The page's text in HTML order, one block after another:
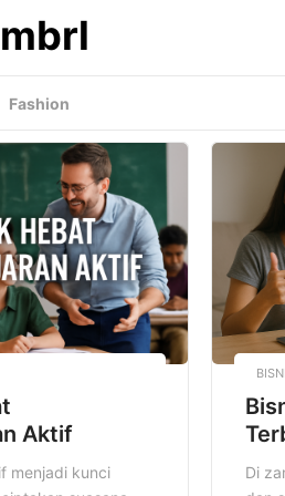
Fashion
Aktif
menjadi kunci
Di